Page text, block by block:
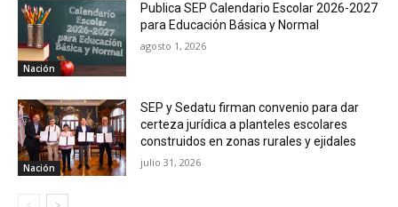
Nación
Publica SEP Calendario Escolar 2026-2027
para Educación Básica y Normal
agosto 1, 2026
Nación
SEP y Sedatu firman convenio para dar
certeza jurídica a planteles escolares
construidos en zonas rurales y ejidales
julio 31, 2026